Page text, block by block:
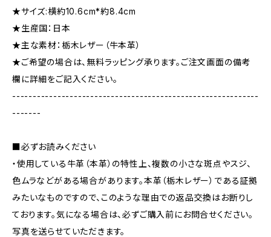
★サイズ:横約10.6cm*約8.4cm
★生産国：日本
★主な素材：栃木レザー（牛本革）
★ご希望の場合は、無料ラッピング承ります。ご注文画面の備考
欄に詳細をご記入ください。
------------------------------------------------------------
-------
■必ずお読みください
・使用している牛革（本革）の特性上、複数の小さな斑点やスジ、
色ムラなどがある場合があります。本革（栃木レザー）である証拠
みたいなものですので、このような理由での返品交換はお断りし
ております。気になる場合は、必ずご購入前にお問合せください。
写真を送らせていただきます。